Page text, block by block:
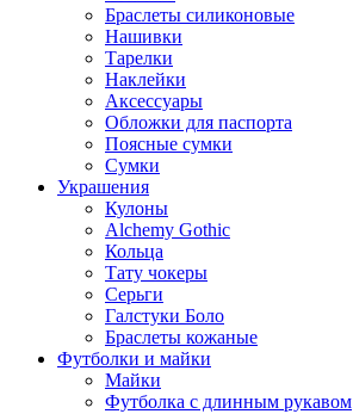
Браслеты силиконовые
Нашивки
Тарелки
Наклейки
Аксессуары
Обложки для паспорта
Поясные сумки
Сумки
Украшения
Кулоны
Alchemy Gothic
Кольца
Тату чокеры
Серьги
Галстуки Боло
Браслеты кожаные
Футболки и майки
Майки
Футболка с длинным рукавом